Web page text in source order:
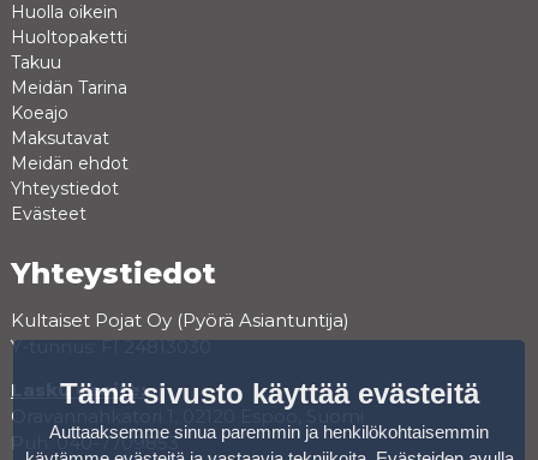
Huolla oikein
Huoltopaketti
Takuu
Meidän Tarina
Koeajo
Maksutavat
Meidän ehdot
Yhteystiedot
Evästeet
Yhteystiedot
Kultaiset Pojat Oy (Pyörä Asiantuntija)
Y-tunnus: FI 24813030
Lasku osoite:
Oravannahkatori 1, 02120 Espoo, Suomi
Puh. 040-7709853
Tämä sivusto käyttää evästeitä
Auttaaksemme sinua paremmin ja henkilökohtaisemmin